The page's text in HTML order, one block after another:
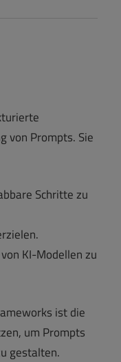
von Prompts. Sie
Schritte zu
KI-Modellen zu
ist die
um Prompts
gestalten.